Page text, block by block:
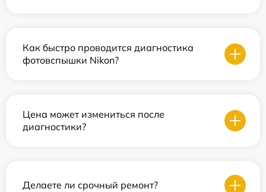
Как быстро проводится диагностика
фотовспышки Nikon?
Цена может измениться после
диагностики?
Делаете ли срочный ремонт?